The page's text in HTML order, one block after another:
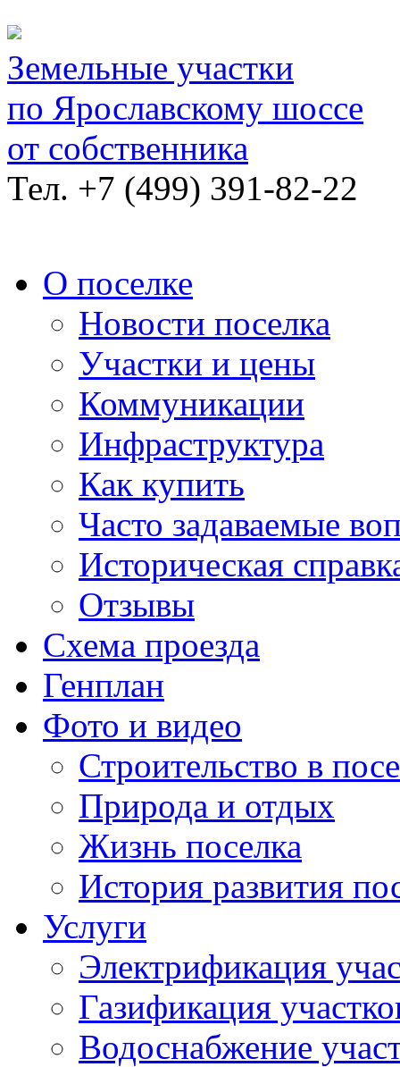
Земельные участки
по Ярославскому шоссе
от собственника
Тел. +7 (499) 391-82-22
О поселке
Новости поселка
Участки и цены
Коммуникации
Инфраструктура
Как купить
Часто задаваемые
Историческая
Отзывы
Схема проезда
Генплан
Фото и видео
Строительство в
Природа и отдых
Жизнь поселка
История развития
Услуги
Электрификация
Газификация
Водоснабжение